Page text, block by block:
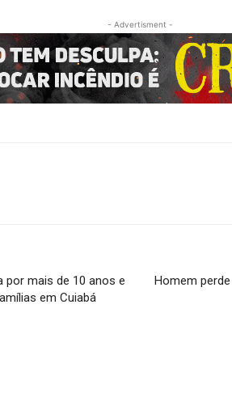
- Advertisment -
por mais de 10 anos e
em Cuiabá
Homem